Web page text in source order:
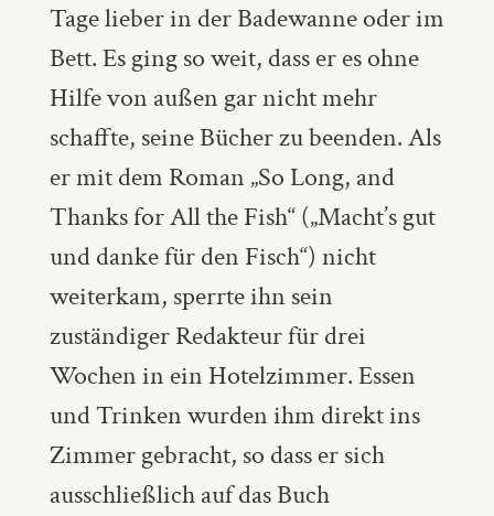
Tage lieber in der Badewanne oder im
Bett. Es ging so weit, dass er es ohne
Hilfe von außen gar nicht mehr
schaffte, seine Bücher zu beenden. Als
er mit dem Roman „So Long, and
Thanks for All the Fish“ („Macht’s gut
und danke für den Fisch“) nicht
weiterkam, sperrte ihn sein
zuständiger Redakteur für drei
Wochen in ein Hotelzimmer. Essen
und Trinken wurden ihm direkt ins
Zimmer gebracht, so dass er sich
ausschließlich auf das Buch